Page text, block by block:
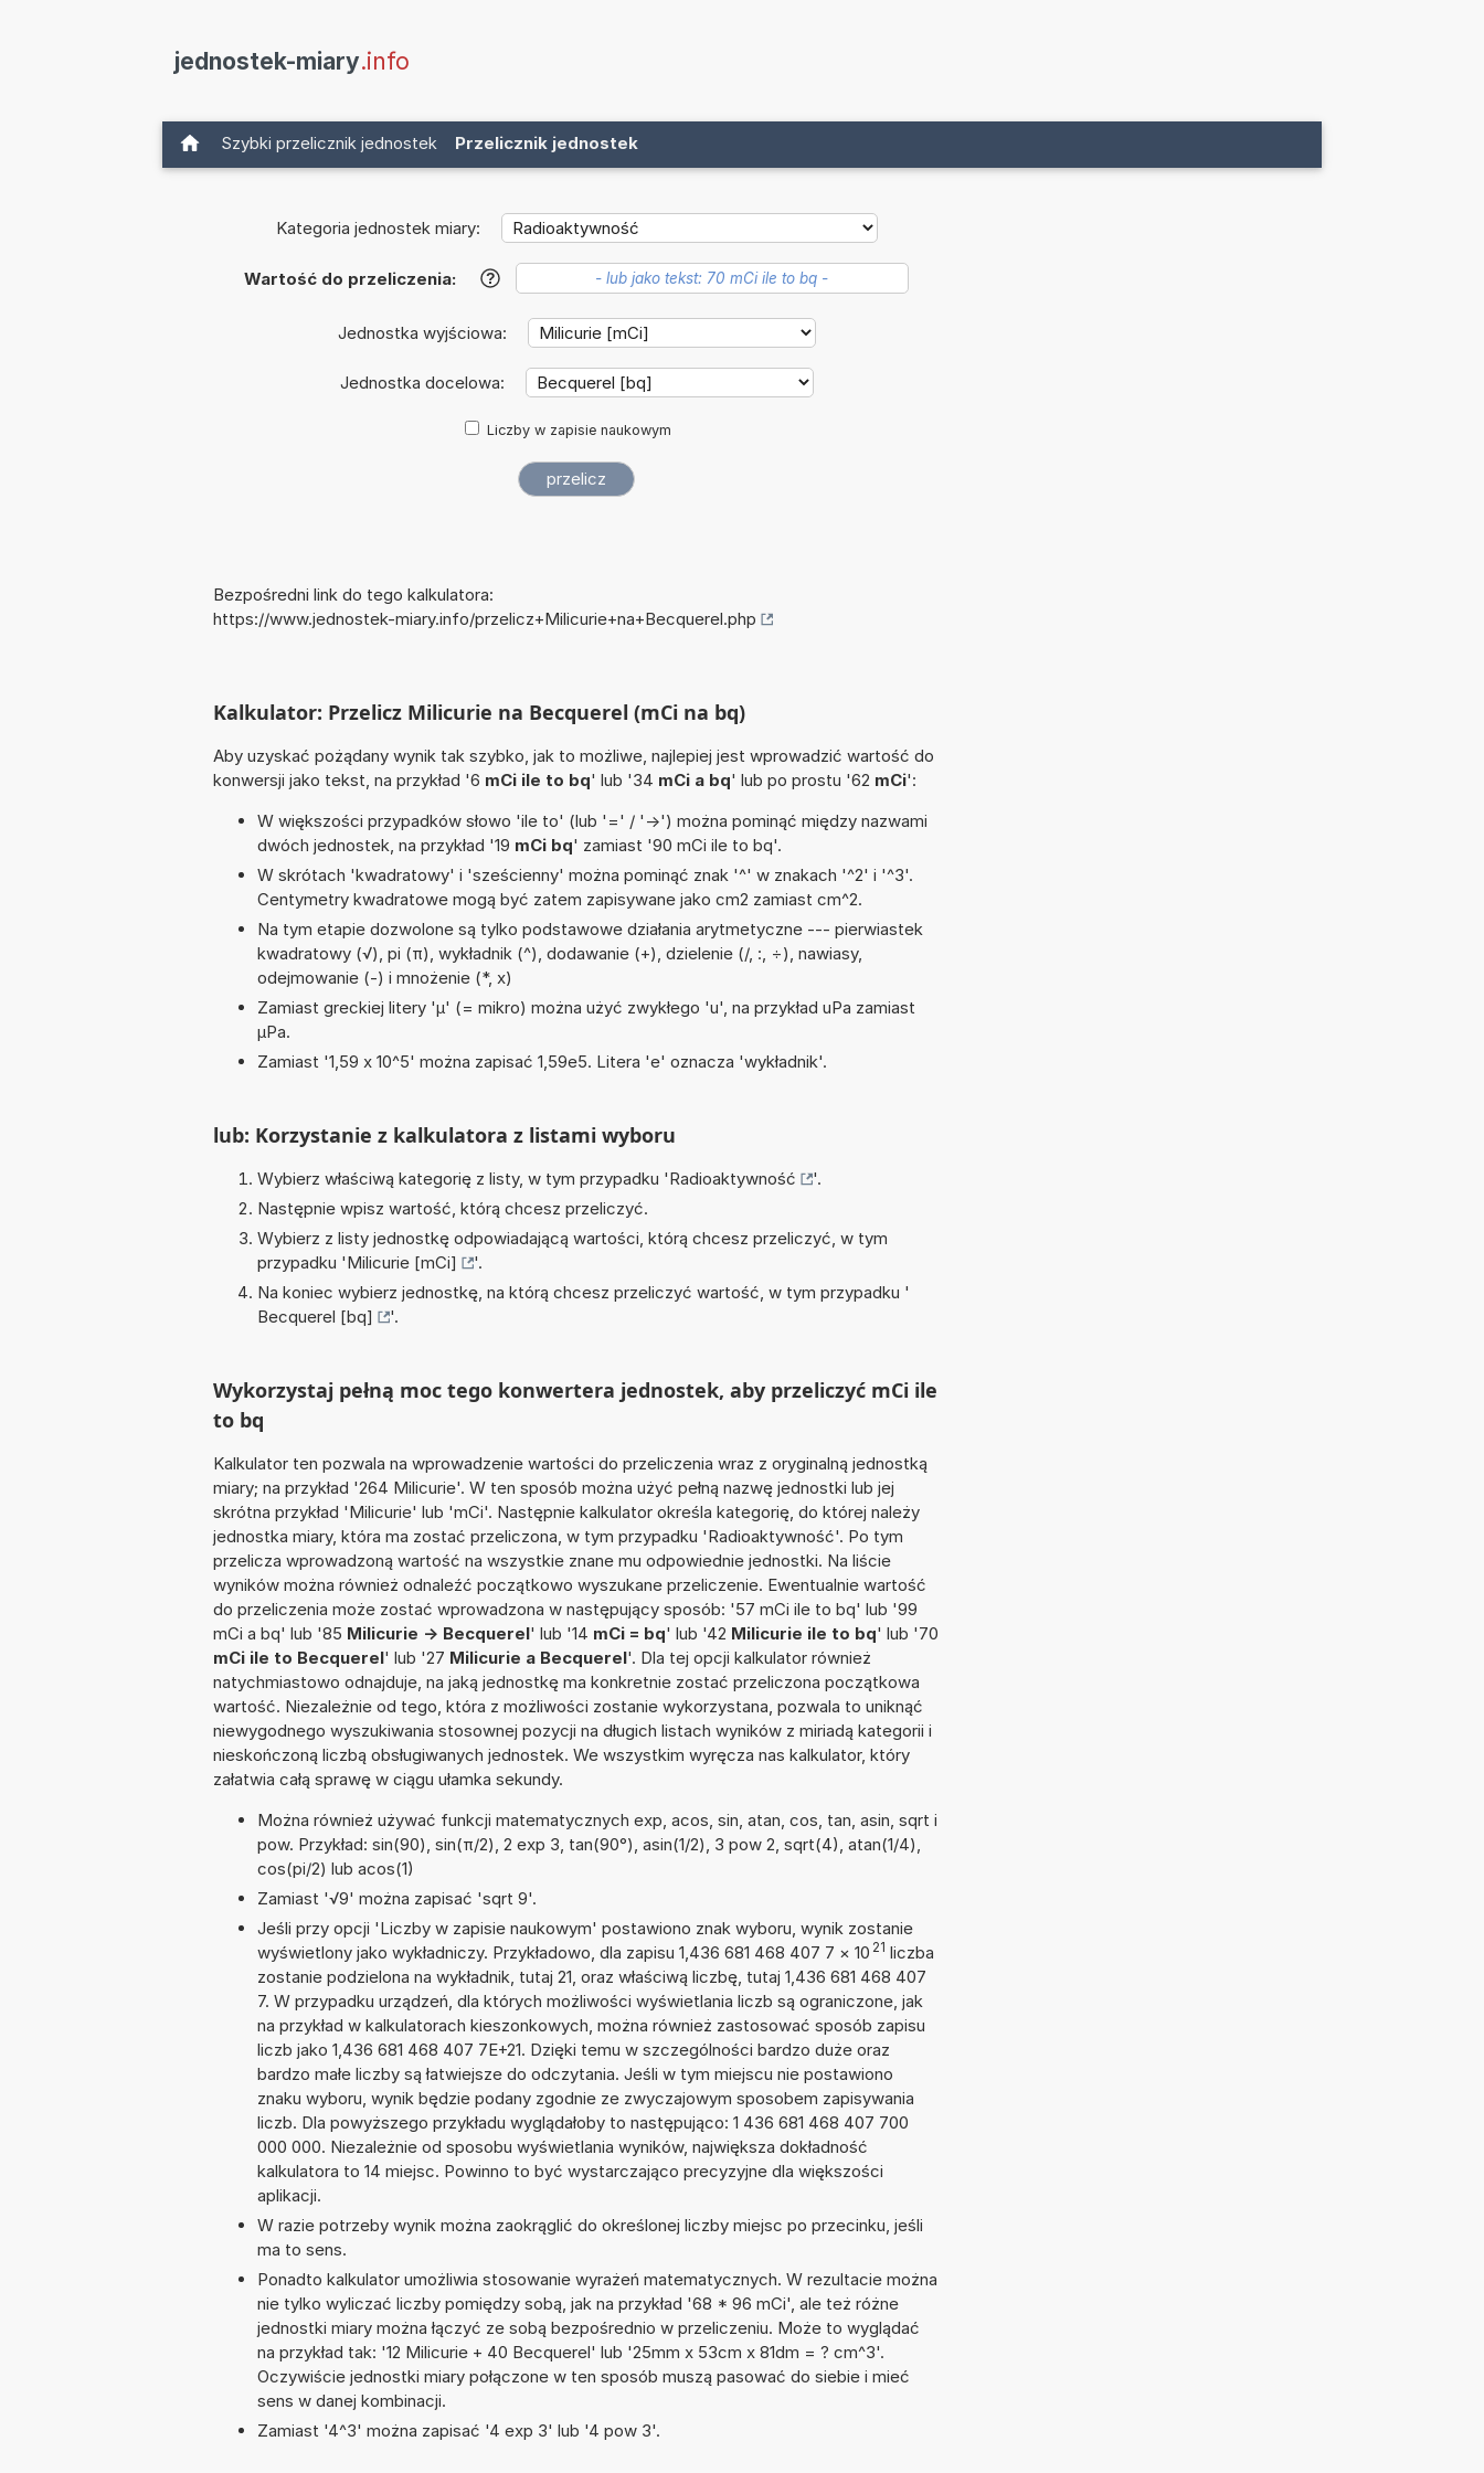
jednostek-miary.info
Szybki przelicznik jednostek Przelicznik jednostek
Kategoria jednostek miary:
Wartość do przeliczenia: ?
Jednostka wyjściowa:
Jednostka docelowa:
Liczby w zapisie naukowym
Bezpośredni link do tego kalkulatora:
https://www.jednostek-miary.info/przelicz+Milicurie+na+Becquerel.php
Kalkulator: Przelicz Milicurie na Becquerel (mCi na bq)
Aby uzyskać pożądany wynik tak szybko, jak to możliwe, najlepiej jest wprowadzić wartość do
konwersji jako tekst, na przykład '6 mCi ile to bq' lub '34 mCi a bq' lub po prostu '62 mCi':
W większości przypadków słowo 'ile to' (lub '=' / '->') można pominąć między nazwami
dwóch jednostek, na przykład '19 mCi bq' zamiast '90 mCi ile to bq'.
W skrótach 'kwadratowy' i 'sześcienny' można pominąć znak '^' w znakach '^2' i '^3'.
Centymetry kwadratowe mogą być zatem zapisywane jako cm2 zamiast cm^2.
Na tym etapie dozwolone są tylko podstawowe działania arytmetyczne --- pierwiastek
kwadratowy (√), pi (π), wykładnik (^), dodawanie (+), dzielenie (/, :, ÷), nawiasy,
odejmowanie (-) i mnożenie (*, x)
Zamiast greckiej litery 'µ' (= mikro) można użyć zwykłego 'u', na przykład uPa zamiast
µPa.
Zamiast '1,59 x 10^5' można zapisać 1,59e5. Litera 'e' oznacza 'wykładnik'.
lub: Korzystanie z kalkulatora z listami wyboru
Wybierz właściwą kategorię z listy, w tym przypadku 'Radioaktywność
'.
Następnie wpisz wartość, którą chcesz przeliczyć.
Wybierz z listy jednostkę odpowiadającą wartości, którą chcesz przeliczyć, w tym
przypadku 'Milicurie [mCi]
'.
Na koniec wybierz jednostkę, na którą chcesz przeliczyć wartość, w tym przypadku '
Becquerel [bq]
'.
Wykorzystaj pełną moc tego konwertera jednostek, aby przeliczyć mCi ile
to bq
Kalkulator ten pozwala na wprowadzenie wartości do przeliczenia wraz z oryginalną jednostką
miary; na przykład '264 Milicurie'. W ten sposób można użyć pełną nazwę jednostki lub jej
skrótna przykład 'Milicurie' lub 'mCi'. Następnie kalkulator określa kategorię, do której należy
jednostka miary, która ma zostać przeliczona, w tym przypadku 'Radioaktywność'. Po tym
przelicza wprowadzoną wartość na wszystkie znane mu odpowiednie jednostki. Na liście
wyników można również odnaleźć początkowo wyszukane przeliczenie. Ewentualnie wartość
do przeliczenia może zostać wprowadzona w następujący sposób: '57 mCi ile to bq' lub '99
mCi a bq' lub '85 Milicurie -> Becquerel' lub '14 mCi = bq' lub '42 Milicurie ile to bq' lub '70
mCi ile to Becquerel' lub '27 Milicurie a Becquerel'. Dla tej opcji kalkulator również
natychmiastowo odnajduje, na jaką jednostkę ma konkretnie zostać przeliczona początkowa
wartość. Niezależnie od tego, która z możliwości zostanie wykorzystana, pozwala to uniknąć
niewygodnego wyszukiwania stosownej pozycji na długich listach wyników z miriadą kategorii i
nieskończoną liczbą obsługiwanych jednostek. We wszystkim wyręcza nas kalkulator, który
załatwia całą sprawę w ciągu ułamka sekundy.
Można również używać funkcji matematycznych exp, acos, sin, atan, cos, tan, asin, sqrt i
pow. Przykład: sin(90), sin(π/2), 2 exp 3, tan(90°), asin(1/2), 3 pow 2, sqrt(4), atan(1/4),
cos(pi/2) lub acos(1)
Zamiast '√9' można zapisać 'sqrt 9'.
Jeśli przy opcji 'Liczby w zapisie naukowym' postawiono znak wyboru, wynik zostanie
wyświetlony jako wykładniczy. Przykładowo, dla zapisu 1,436 681 468 407 7 × 10 21 liczba
zostanie podzielona na wykładnik, tutaj 21, oraz właściwą liczbę, tutaj 1,436 681 468 407
7. W przypadku urządzeń, dla których możliwości wyświetlania liczb są ograniczone, jak
na przykład w kalkulatorach kieszonkowych, można również zastosować sposób zapisu
liczb jako 1,436 681 468 407 7E+21. Dzięki temu w szczególności bardzo duże oraz
bardzo małe liczby są łatwiejsze do odczytania. Jeśli w tym miejscu nie postawiono
znaku wyboru, wynik będzie podany zgodnie ze zwyczajowym sposobem zapisywania
liczb. Dla powyższego przykładu wyglądałoby to następująco: 1 436 681 468 407 700
000 000. Niezależnie od sposobu wyświetlania wyników, największa dokładność
kalkulatora to 14 miejsc. Powinno to być wystarczająco precyzyjne dla większości
aplikacji.
W razie potrzeby wynik można zaokrąglić do określonej liczby miejsc po przecinku, jeśli
ma to sens.
Ponadto kalkulator umożliwia stosowanie wyrażeń matematycznych. W rezultacie można
nie tylko wyliczać liczby pomiędzy sobą, jak na przykład '68 * 96 mCi', ale też różne
jednostki miary można łączyć ze sobą bezpośrednio w przeliczeniu. Może to wyglądać
na przykład tak: '12 Milicurie + 40 Becquerel' lub '25mm x 53cm x 81dm = ? cm^3'.
Oczywiście jednostki miary połączone w ten sposób muszą pasować do siebie i mieć
sens w danej kombinacji.
Zamiast '4^3' można zapisać '4 exp 3' lub '4 pow 3'.